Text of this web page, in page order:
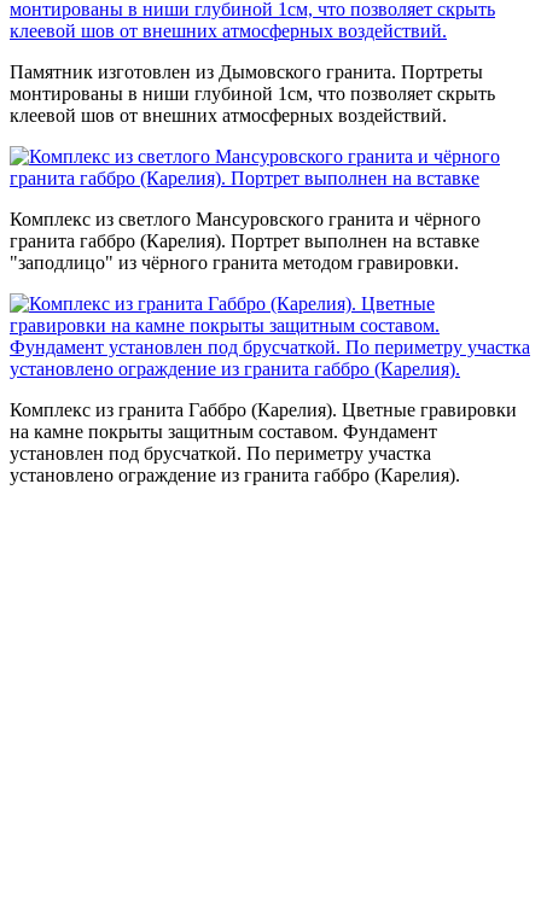
Памятник изготовлен из Дымовского гранита. Портреты
монтированы в ниши глубиной 1см, что позволяет скрыть
клеевой шов от внешних атмосферных воздействий.
Комплекс из светлого Мансуровского гранита и чёрного
гранита габбро (Карелия). Портрет выполнен на вставке
"заподлицо" из чёрного гранита методом гравировки.
Комплекс из гранита Габбро (Карелия). Цветные гравировки
на камне покрыты защитным составом. Фундамент
установлен под брусчаткой. По периметру участка
установлено ограждение из гранита габбро (Карелия).